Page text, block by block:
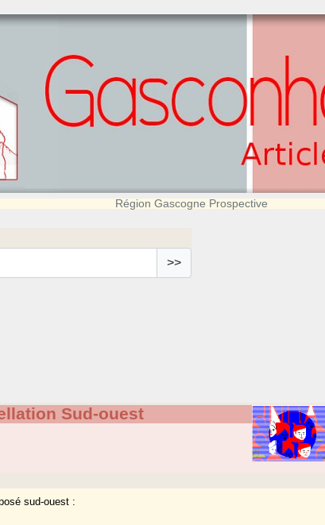
Région Gascogne Prospective
>>
Sud-ouest
sud-ouest :